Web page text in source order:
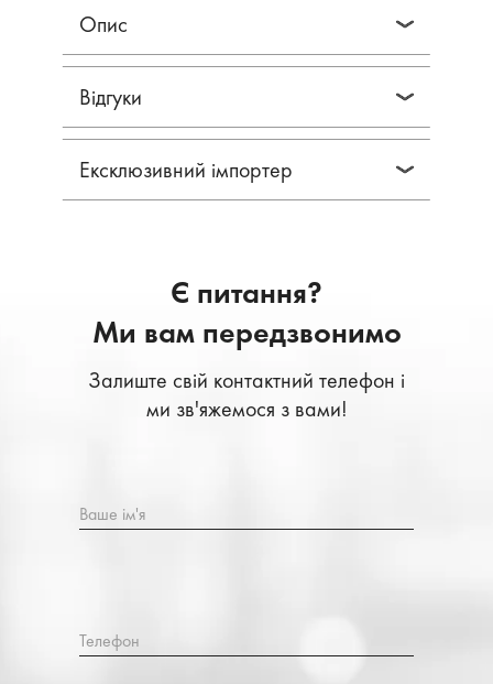
Опис
Відгуки
Ексклюзивний імпортер
Є питання?
Ми вам передзвонимо
Залиште свій контактний телефон і
ми зв'яжемося з вами!
Ваше ім'я
Телефон